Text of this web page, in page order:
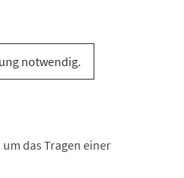
notwendig.
das Tragen einer